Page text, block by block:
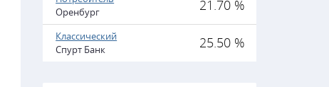
Оренбург
21.70 %
Классический
Спурт Банк
25.50 %